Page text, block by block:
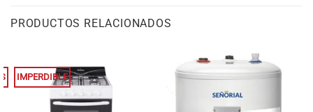
PRODUCTOS RELACIONADOS
IMPERDIBLE